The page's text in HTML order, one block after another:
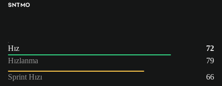
SNTMO
Hız
72
Hızlanma
79
Sprint Hızı
66